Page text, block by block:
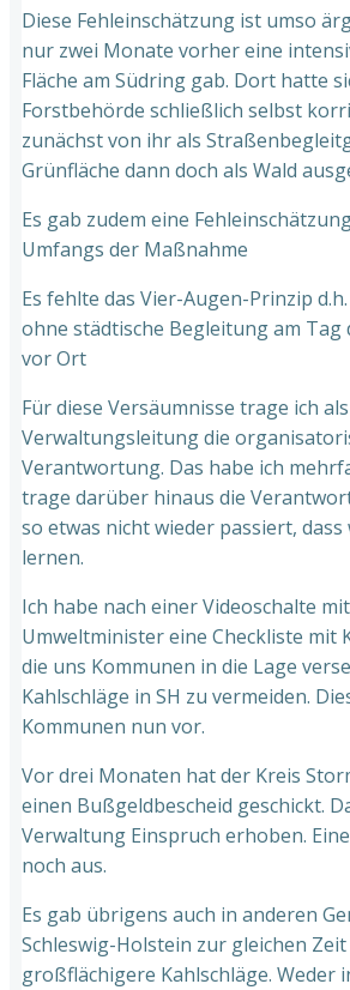
Diese Fehleinschätzung ist umso
nur zwei Monate vorher eine
Fläche am Südring gab. Dort hatte
Forstbehörde schließlich selbst
zunächst von ihr als
Grünfläche dann doch als Wald
Es gab zudem eine
Umfangs der Maßnahme
Es fehlte das Vier-Augen-Prinzip
ohne städtische Begleitung am Tag
vor Ort
Für diese Versäumnisse trage ich als
Verwaltungsleitung die
Verantwortung. Das habe ich
trage darüber hinaus die
so etwas nicht wieder passiert, dass
lernen.
Ich habe nach einer Videoschalte
Umweltminister eine Checkliste mit
die uns Kommunen in die Lage
Kahlschläge in SH zu vermeiden.
Kommunen nun vor.
Vor drei Monaten hat der Kreis
einen Bußgeldbescheid geschickt.
Verwaltung Einspruch erhoben.
noch aus.
Es gab übrigens auch in anderen
Schleswig-Holstein zur gleichen
großflächigere Kahlschläge. Weder